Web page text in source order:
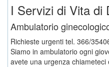
I Servizi di Vita di
Ambulatorio
Richieste urgenti tel. 366/
Siamo in ambulatorio ogni
avete una urgenza